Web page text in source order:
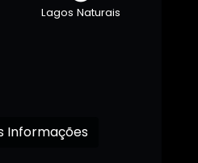
Lagos Naturais
Receba mais Informações